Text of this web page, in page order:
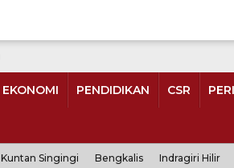
EKONOMI PENDIDIKAN CSR
Kuntan Singingi Bengkalis Indragiri Hilir